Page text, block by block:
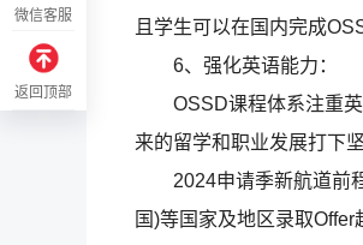
且学生可以在国内完成
6、强化英语能力：
OSSD课程体系注重英
来的留学和职业发展打下坚
2024申请季新航道前程
国)等国家及地区录取
微信客服
返回顶部